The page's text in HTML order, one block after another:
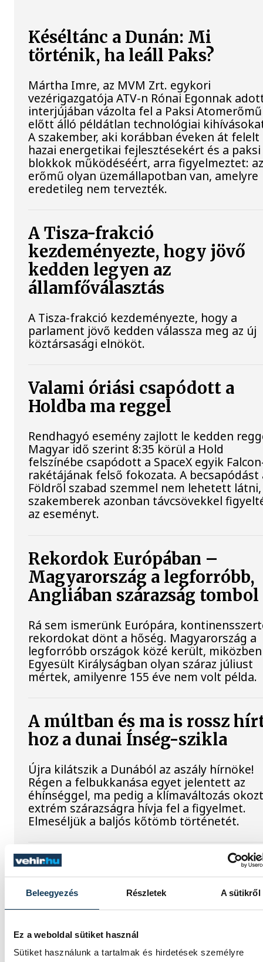
Beleegyezés Részletek A sütikről
Ez a weboldal sütiket használ
Sütiket használunk a tartalmak és hirdetések személyre
Késéltánc a Dunán: Mi
történik, ha leáll Paks?
Mártha Imre, az MVM Zrt. egykori
vezérigazgatója ATV-n Rónai Egonnak
interjújában vázolta fel a Paksi Atomerőmű
előtt álló példátlan technológiai
A szakember, aki korábban éveken át felelt
hazai energetikai fejlesztésekért és a paksi
blokkok működéséért, arra figyelmeztet:
erőmű olyan üzemállapotban van, amelyre
eredetileg nem tervezték.
A Tisza-frakció
kezdeményezte, hogy jövő
kedden legyen az
államfőválasztás
A Tisza-frakció kezdeményezte, hogy a
parlament jövő kedden válassza meg az új
köztársasági elnököt.
Valami óriási csapódott a
Holdba ma reggel
Rendhagyó esemény zajlott le kedden
Magyar idő szerint 8:35 körül a Hold
felszínébe csapódott a SpaceX egyik
rakétájának felső fokozata. A becsapódást
Földről szabad szemmel nem lehetett
szakemberek azonban távcsövekkel
az eseményt.
Rekordok Európában –
Magyarország a legforróbb,
Angliában szárazság tombol
Rá sem ismerünk Európára,
rekordokat dönt a hőség. Magyarország a
legforróbb országok közé került,
Egyesült Királyságban olyan száraz júliust
mértek, amilyenre 155 éve nem volt példa.
A múltban és ma is rossz
hoz a dunai Ínség-szikla
Újra kilátszik a Dunából az aszály hírnöke!
Régen a felbukkanása egyet jelentett az
éhínséggel, ma pedig a klímaváltozás
extrém szárazságra hívja fel a figyelmet.
Elmeséljük a baljós kőtömb történetét.
Magyar Péter:
energiaellátása stabil
Jelenleg stabil Magyarország
a paksi erőmű munkatársai azon
hogy az utolsó még termelő turbina
hibamentesen működjön - közölte a